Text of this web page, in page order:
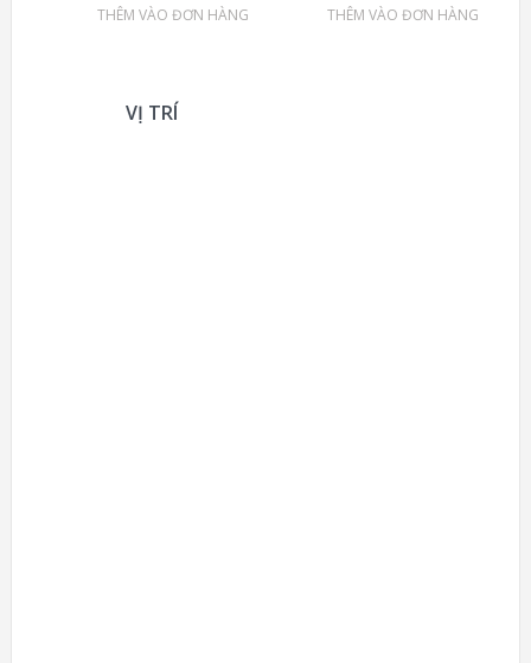
THÊM VÀO ĐƠN HÀNG THÊM VÀO ĐƠN HÀNG
VỊ TRÍ